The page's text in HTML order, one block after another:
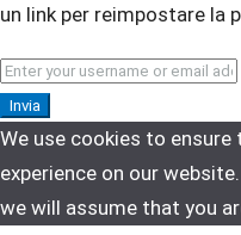
un link per reimpostare la
Invia
We use cookies to
experience on our
we will assume that you